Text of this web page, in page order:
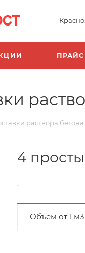
ПРАЙС
раствора бетона
4
.
Объем от 1 м3